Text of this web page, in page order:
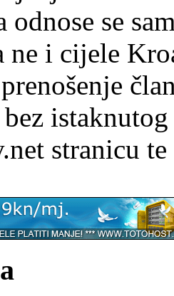
odnose se
ne i cijele
stranicu te